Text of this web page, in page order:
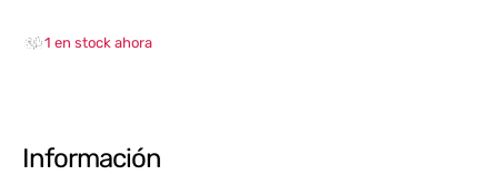
Información
1 en stock ahora